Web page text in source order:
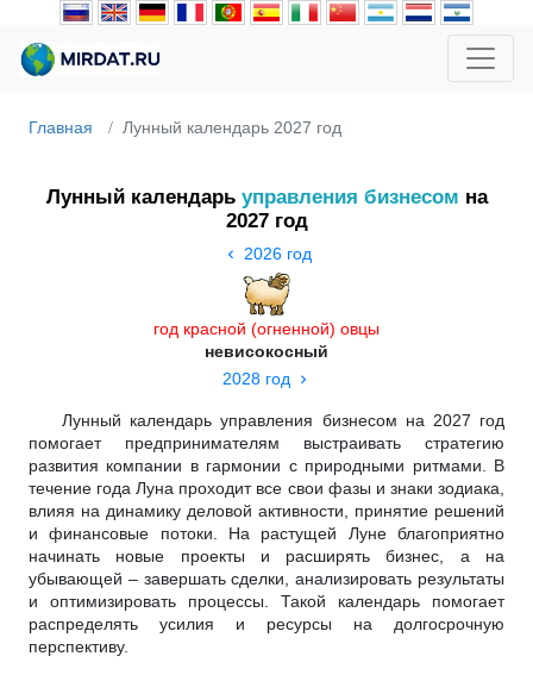
Главная Лунный календарь 2027 год
Лунный календарь управления бизнесом на
2027 год
2026 год
год красной (огненной) овцы
невисокосный
2028 год
Лунный календарь управления бизнесом на 2027 год
помогает предпринимателям выстраивать стратегию
развития компании в гармонии с природными ритмами. В
течение года Луна проходит все свои фазы и знаки зодиака,
влияя на динамику деловой активности, принятие решений
и финансовые потоки. На растущей Луне благоприятно
начинать новые проекты и расширять бизнес, а на
убывающей – завершать сделки, анализировать результаты
и оптимизировать процессы. Такой календарь помогает
распределять усилия и ресурсы на долгосрочную
перспективу.